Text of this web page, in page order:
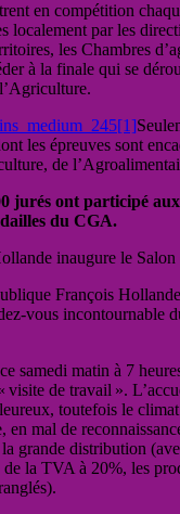
en compétition
localement par les
les Chambres
à la finale qui se
les épreuves sont
de
jurés ont participé
du CGA.
François
vous incontournable
samedi matin à 7
visite de travail ».
toutefois le
en mal de
grande distribution
de la TVA à 20%, les